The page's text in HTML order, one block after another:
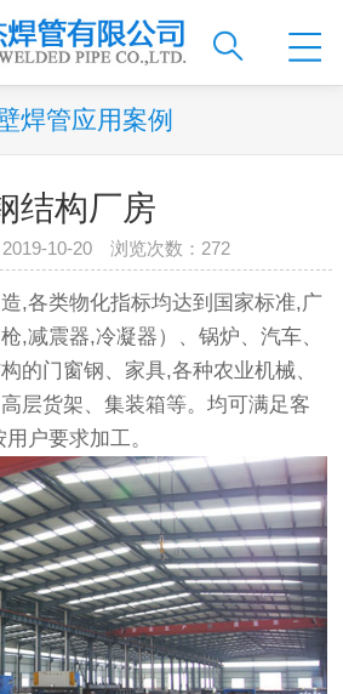
焊管应用案例
结构厂房
10-20 浏览次数： 272
,各类物化指标均达到国家标准,广
,减震器,冷凝器）、锅炉、汽车、
的门窗钢、家具,各种农业机械、
层货架、集装箱等。均可满足客
户要求加工。